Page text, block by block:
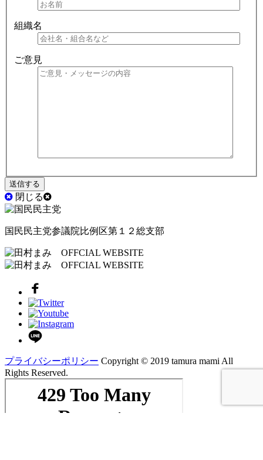
組織名
ご意見
閉じる
国民民主党参議院比例区第１２総支部
プライバシーポリシー Copyright ©︎ 2019 tamura mami All
Rights Reserved.